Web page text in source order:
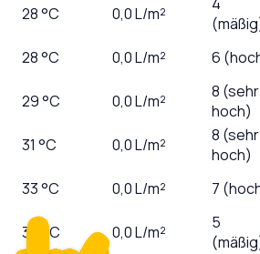
28°C 0,0L/m²
28°C 0,0L/m²
6
29°C 0,0L/m²
8 (sehr
hoch)
31 °C 0,0L/m²
8 (sehr
hoch)
33°C 0,0L/m²
7
34 °C 0,0L/m²
5